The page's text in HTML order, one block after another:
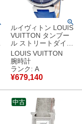
ルイヴィトン LOUIS
VUITTON タンブー
ル ストリートダイバ
ー クロノグラフ スカ
イラインブルー
QA168Z 紺 青 メン
ズ 腕時計自動巻き ネ
イビー 【中古】中古
美品
LOUIS VUITTON
腕時計
ランク: A
¥679,140
中古